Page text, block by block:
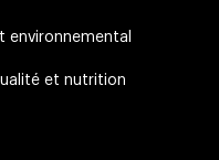
environnemental
et nutrition